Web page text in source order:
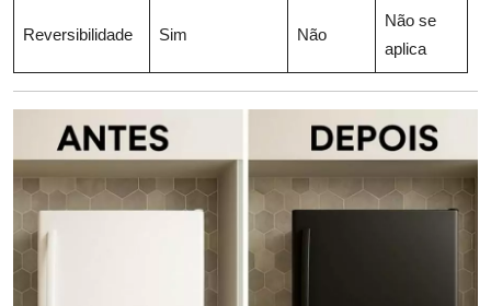
Reversibilidade Sim Não
Não se
aplica